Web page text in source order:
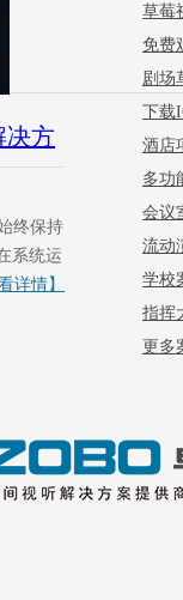
决方
终保持
在系统运
详情】
草莓
免费
剧场
下载
酒店
多功
会议
流动
学校
指挥
更多